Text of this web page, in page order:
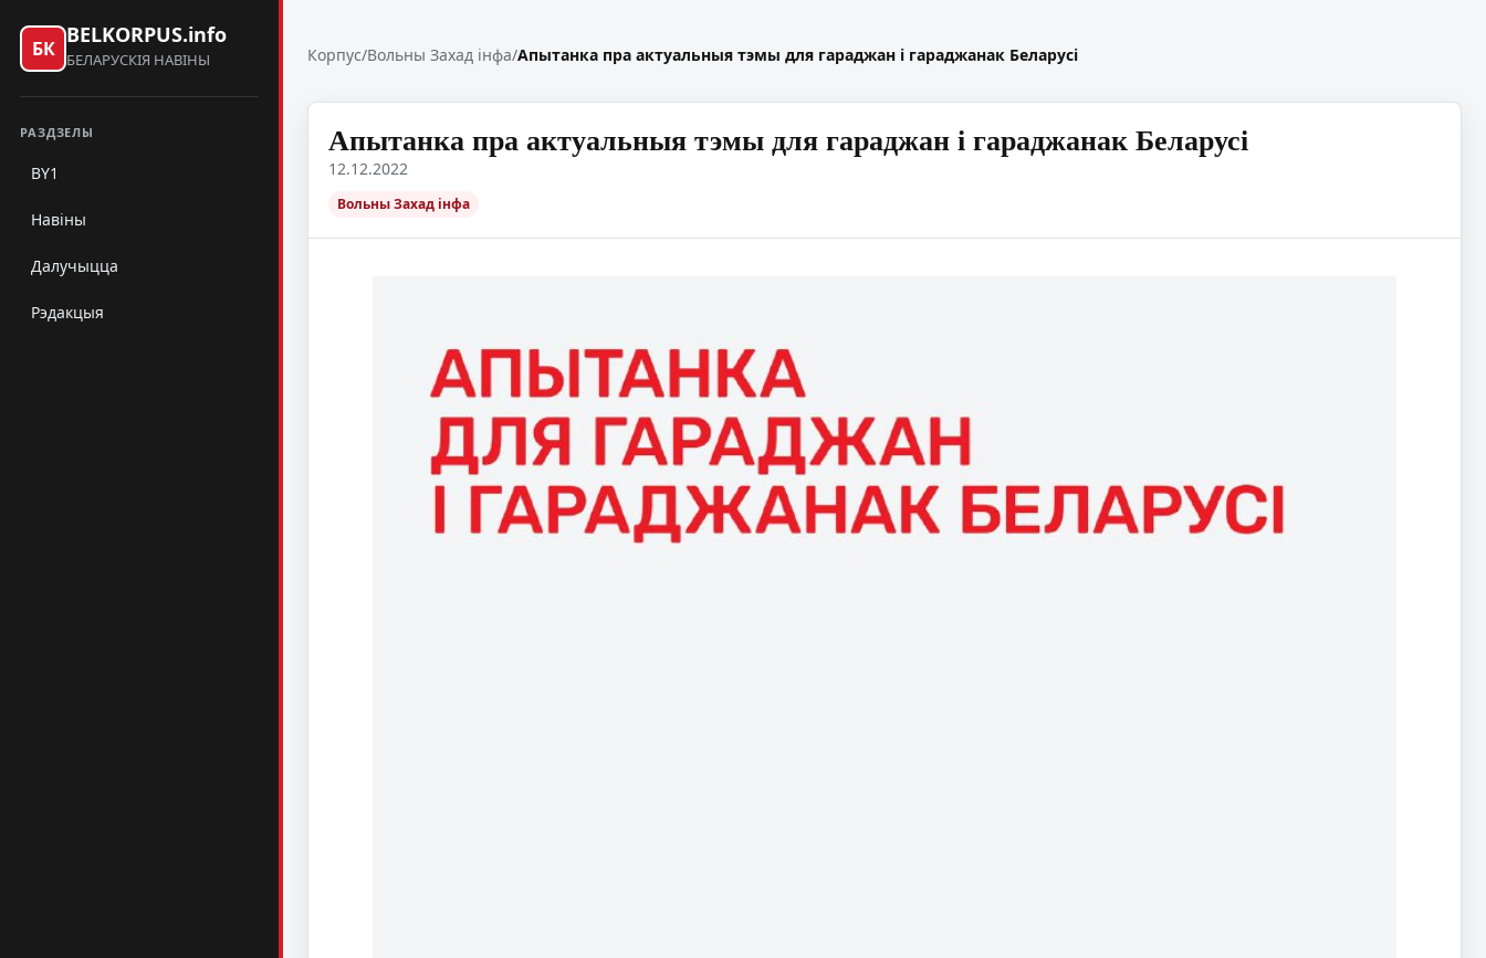
БК
BELKORPUS.info
БЕЛАРУСКІЯ НАВІНЫ
РАЗДЗЕЛЫ
BY1
Навіны
Далучыцца
Рэдакцыя
Корпус/Вольны Захад інфа/Апытанка пра актуальныя тэмы для гараджан і гараджанак Беларусі
Апытанка пра актуальныя тэмы для гараджан і гараджанак Беларусі
12.12.2022
Вольны Захад інфа